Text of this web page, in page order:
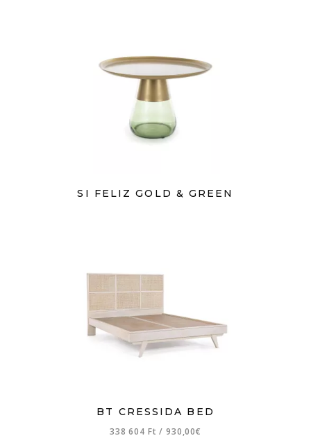
SI FELIZ GOLD & GREEN
BT CRESSIDA BED
338 604 Ft/ 930,00€